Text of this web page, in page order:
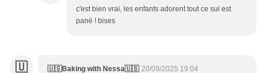
c'est bien vrai, les enfants adorent tout ce sui est
pané ! bises
🇺 🇺🇸Baking with Nessa🇺🇸 20/09/2025 19:04